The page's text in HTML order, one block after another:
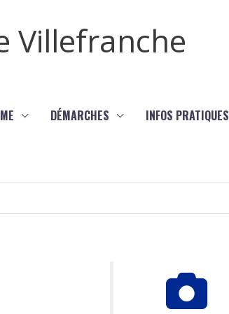
Villefranche
DÉMARCHES INFOS PRATIQUES